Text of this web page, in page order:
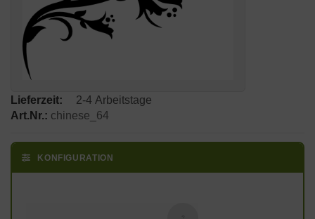
Lieferzeit:
2-4 Arbeitstage
Art.Nr.: chinese_64
KONFIGURATION